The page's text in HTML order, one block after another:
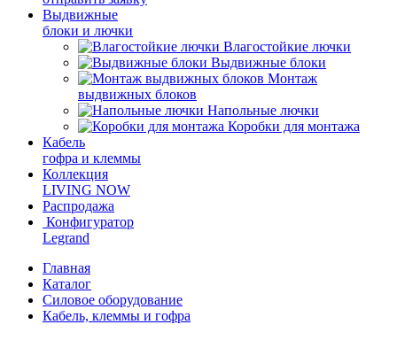
Выдвижные
блоки и лючки
Влагостойкие лючки
Выдвижные блоки
Монтаж
выдвижных блоков
Напольные лючки
Коробки для монтажа
Кабель
гофра и клеммы
Коллекция
LIVING NOW
Распродажа
Конфигуратор
Legrand
Главная
Каталог
Силовое оборудование
Кабель, клеммы и гофра